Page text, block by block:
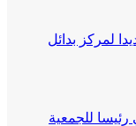
لمركز بدائل
للجمعية